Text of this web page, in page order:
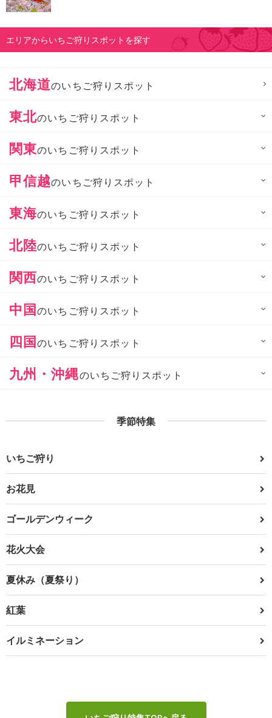
エリアからいちご狩りスポットを探す
北海道のいちご狩りスポット
東北のいちご狩りスポット
関東のいちご狩りスポット
甲信越のいちご狩りスポット
東海のいちご狩りスポット
北陸のいちご狩りスポット
関西のいちご狩りスポット
中国のいちご狩りスポット
四国のいちご狩りスポット
九州・沖縄のいちご狩りスポット
季節特集
いちご狩り
お花見
ゴールデンウィーク
花火大会
夏休み（夏祭り）
紅葉
イルミネーション